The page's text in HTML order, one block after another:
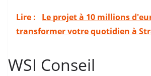
Lire :
Le projet à 10 millions
transformer votre quotidien à
WSI Conseil